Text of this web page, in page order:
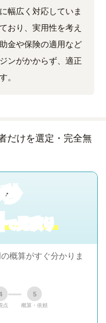
幅広く対応していま
おり、実用性を考え
金や保険の適用など
ンがかからず、適正
。
で見積り
概算がすぐ分かりま
点
5
概算・依頼